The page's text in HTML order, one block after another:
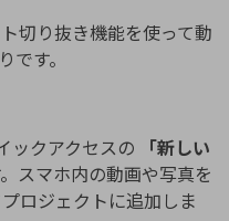
切り抜き機能を使って動
す。
ックアクセスの
「新しい
スマホ内の動画や写真を
ロジェクトに追加しま